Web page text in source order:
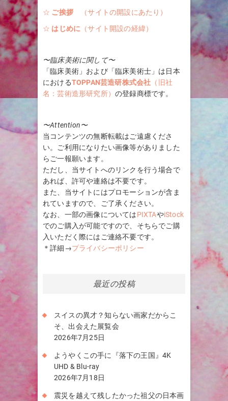
☆ ご挨拶
（サイトの開設にあたり）
☆ はじめに （サイト開設の経緯）
〜臨床美術に関して〜
「臨床美術」および「臨床美術士」は日本
におけるTOPPAN芸造研株式会社 （旧社
名：芸術造形研究所） の登録商標です。
〜Attention〜
当コンテンツの無断転載はご遠慮くださ
い。ご利用になりたい画像等がありました
らご一報願います。
ただし、当サイトへのリンクを行う場合で
あれば、許可や連絡は不要です。
また、当サイトにはプロモーションが含ま
れていますので、ご了承ください。
なお、一部の画像についてはPIXTAやiStock
でのご購入が可能ですので、そちらでご購
入いただく際にはご連絡不要です。
＊詳細→プライバシーポリシー
最近の投稿
スイスの異才？知らない画家だからこ
そ、出会えた展覧会
2026年7月25日
ようやくこの手に『落下の王国』4K
UHD & Blu-ray
2026年7月18日
震災を越えて残したかった祖父の日本画